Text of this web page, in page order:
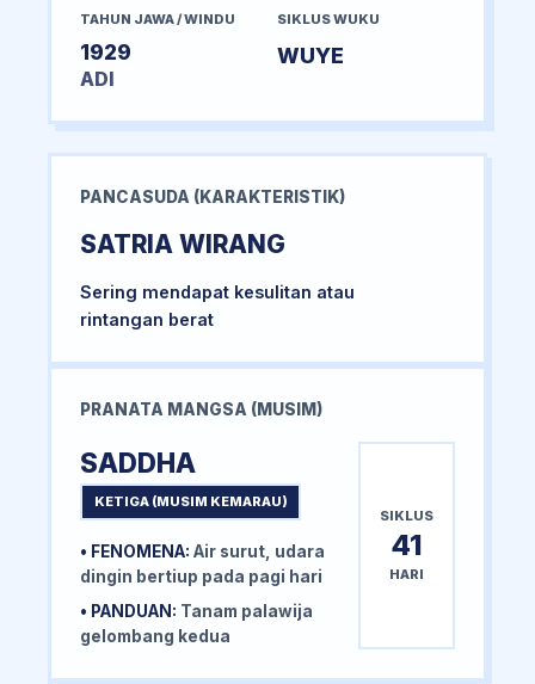
TAHUN JAWA / WINDU
1929
ADI
SIKLUS WUKU
WUYE
PANCASUDA (KARAKTERISTIK)
SATRIA WIRANG
Sering mendapat kesulitan atau
rintangan berat
PRANATA MANGSA (MUSIM)
SADDHA
KETIGA (MUSIM KEMARAU)
• FENOMENA: Air surut, udara
dingin bertiup pada pagi hari
• PANDUAN: Tanam palawija
gelombang kedua
SIKLUS
41
HARI